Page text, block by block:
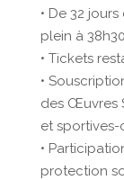
• De 32
plein à
• Tickets
•
des Œuvres
et
•
protection